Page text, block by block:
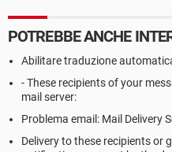
POTREBBE ANCHE
Abilitare traduzione
- These recipients of your
mail server:
Problema email: Mail Delivery
Delivery to these recipients or